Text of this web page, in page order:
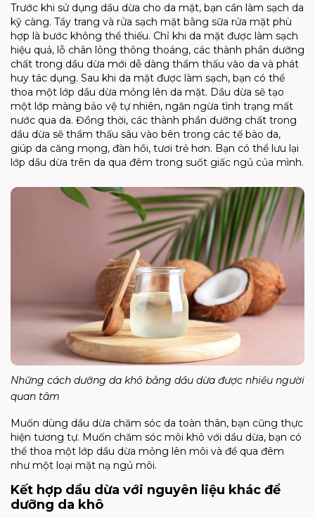
Trước khi sử dụng dầu dừa cho da mặt, bạn cần làm sạch da
kỹ càng. Tẩy trang và rửa sạch mặt bằng sữa rửa mặt phù
hợp là bước không thể thiếu. Chỉ khi da mặt được làm sạch
hiệu quả, lỗ chân lông thông thoáng, các thành phần dưỡng
chất trong dầu dừa mới dễ dàng thẩm thấu vào da và phát
huy tác dụng. Sau khi da mặt được làm sạch, bạn có thể
thoa một lớp dầu dừa mỏng lên da mặt. Dầu dừa sẽ tạo
một lớp màng bảo vệ tự nhiên, ngăn ngừa tình trạng mất
nước qua da. Đồng thời, các thành phần dưỡng chất trong
dầu dừa sẽ thẩm thấu sâu vào bên trong các tế bào da,
giúp da căng mọng, đàn hồi, tươi trẻ hơn. Bạn có thể lưu lại
lớp dầu dừa trên da qua đêm trong suốt giấc ngủ của mình.
Những cách dưỡng da khô bằng dầu dừa được nhiều người
quan tâm
Muốn dùng dầu dừa chăm sóc da toàn thân, bạn cũng thực
hiện tương tự. Muốn chăm sóc môi khô với dầu dừa, bạn có
thể thoa một lớp dầu dừa mỏng lên môi và để qua đêm
như một loại mặt nạ ngủ môi.
Kết hợp dầu dừa với nguyên liệu khác để
dưỡng da khô